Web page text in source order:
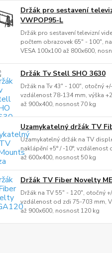
Držák pro sestavení
VWPOP95-L
Držák pro sestavení televizní
počtem obrazovek 65" - 100",
VESA 100x100 až 800x600,
Držák Tv Stell SHO 3630
Držák na Tv 43" - 100", otočný
vzdálenost 78-134 mm, výška
až 900x400, nosnost 70 kg
Uzamykatelný držák TV
Uzamykatelný držák na TV
naklápění +5° / -10°, vzdálenost
až 600x400, nosnost 50 kg
Držák TV Fiber Novelty
Držák na TV 55" - 120", otočný
vzdálenost od zdi 75-703 mm,
až 900x600, nosnost 120 kg